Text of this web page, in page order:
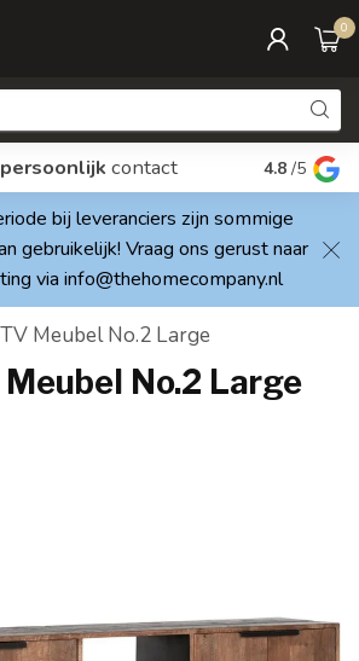
0
persoonlijk contact Elke dag
4.8 /5
bij leveranciers zijn sommige
gebruikelijk! Vraag ons gerust naar
via info@thehomecompany.nl
Meubel No.2 Large
No.2 Large